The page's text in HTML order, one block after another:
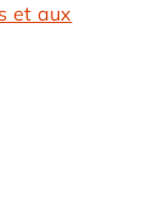
et aux